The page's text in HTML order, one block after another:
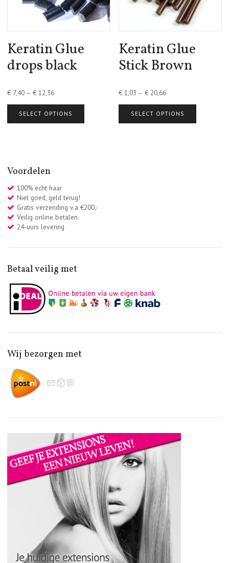
Keratin Glue
drops black
€7,40– €12,36
SELECT OPTIONS
Keratin Glue
Stick Brown
€ 1,03 –€ 20,66
SELECT OPTIONS
Voordelen
100% echt haar
Niet goed, geld terug!
Gratis verzending v.a €200,-
Veilig online betalen
24-uurs levering
Betaal veilig met
Wij bezorgen met